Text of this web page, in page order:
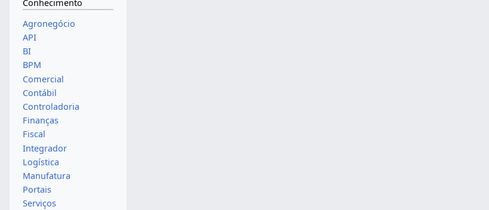
Conhecimento
Agronegócio
API
BI
BPM
Comercial
Contábil
Controladoria
Finanças
Fiscal
Integrador
Logística
Manufatura
Portais
Serviços